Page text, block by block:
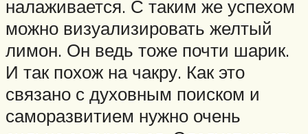
налаживается. С таким же успехом
можно визуализировать желтый
лимон. Он ведь тоже почти шарик.
И так похож на чакру. Как это
связано с духовным поиском и
саморазвитием нужно очень